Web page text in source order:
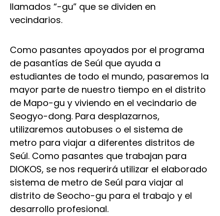
llamados “-gu” que se dividen en
vecindarios.
Como pasantes apoyados por el programa
de pasantías de Seúl que ayuda a
estudiantes de todo el mundo, pasaremos la
mayor parte de nuestro tiempo en el distrito
de Mapo-gu y viviendo en el vecindario de
Seogyo-dong. Para desplazarnos,
utilizaremos autobuses o el sistema de
metro para viajar a diferentes distritos de
Seúl. Como pasantes que trabajan para
DIOKOS, se nos requerirá utilizar el elaborado
sistema de metro de Seúl para viajar al
distrito de Seocho-gu para el trabajo y el
desarrollo profesional.